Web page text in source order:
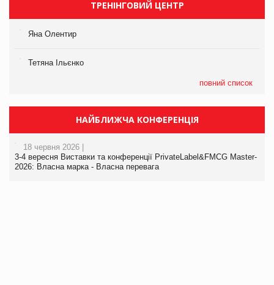
ТРЕНІНГОВИЙ ЦЕНТР
Яна Олентир
Тетяна Ільєнко
повний список
НАЙБЛИЖЧА КОНФЕРЕНЦІЯ
18 червня 2026 |
3-4 вересня Виставки та конференції PrivateLabel&FMCG Master-
2026: Власна марка - Власна перевага